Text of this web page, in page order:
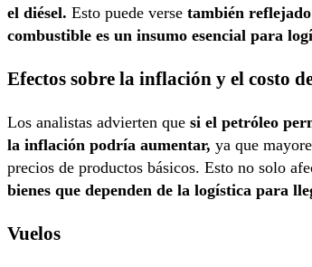
el diésel. Esto puede verse también
combustible es un insumo esencial para
Efectos sobre la inflación y el costo
Los analistas advierten que si el petróleo
la inflación podría aumentar, ya que
precios de productos básicos. Esto no solo
bienes que dependen de la logística para
Vuelos